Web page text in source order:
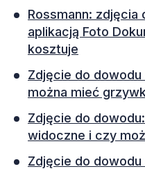
Rossmann:
aplikacją Foto
kosztuje
Zdjęcie do
można mieć
Zdjęcie do
widoczne i czy
Zdjęcie do dowodu